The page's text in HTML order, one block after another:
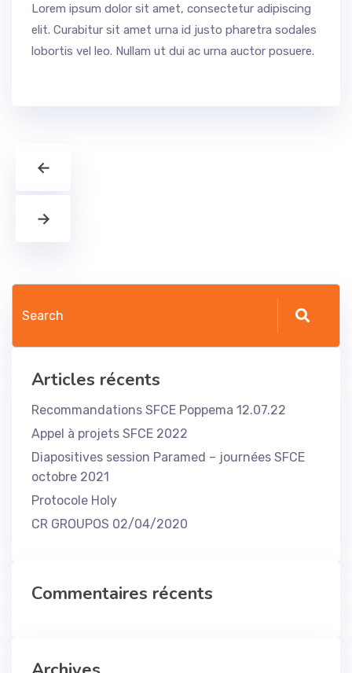
Lorem ipsum dolor sit amet, consectetur adipiscing
elit. Curabitur sit amet urna id justo pharetra sodales
lobortis vel leo. Nullam ut dui ac urna auctor posuere.
←
→
Articles récents
Recommandations SFCE Poppema 12.07.22
Appel à projets SFCE 2022
Diapositives session Paramed – journées SFCE
octobre 2021
Protocole Holy
CR GROUPOS 02/04/2020
Commentaires récents